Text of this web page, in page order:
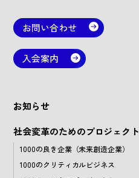
お問い合わせ
入会案内
お知らせ
社会変革のためのプロジェクト
1000の良き企業（未来創造企業）
1000のクリティカルビジネス